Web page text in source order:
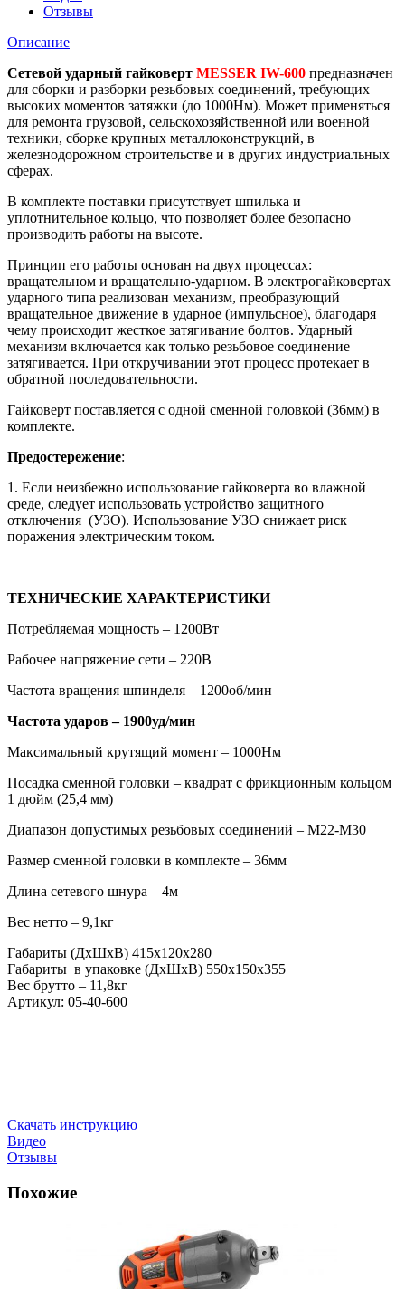
Отзывы
Описание
Сетевой ударный гайковерт MESSER IW-600 предназначен
для сборки и разборки резьбовых соединений, требующих
высоких моментов затяжки (до 1000Нм). Может применяться
для ремонта грузовой, сельскохозяйственной или военной
техники, сборке крупных металлоконструкций, в
железнодорожном строительстве и в других индустриальных
сферах.
В комплекте поставки присутствует шпилька и
уплотнительное кольцо, что позволяет более безопасно
производить работы на высоте.
Принцип его работы основан на двух процессах:
вращательном и вращательно-ударном. В электрогайковертах
ударного типа реализован механизм, преобразующий
вращательное движение в ударное (импульсное), благодаря
чему происходит жесткое затягивание болтов. Ударный
механизм включается как только резьбовое соединение
затягивается. При откручивании этот процесс протекает в
обратной последовательности.
Гайковерт поставляется с одной сменной головкой (36мм) в
комплекте.
Предостережение:
1. Если неизбежно использование гайковерта во влажной
среде, следует использовать устройство защитного
отключения (УЗО). Использование УЗО снижает риск
поражения электрическим током.
ТЕХНИЧЕСКИЕ ХАРАКТЕРИСТИКИ
Потребляемая мощность – 1200Вт
Рабочее напряжение сети – 220В
Частота вращения шпинделя – 1200об/мин
Частота ударов – 1900уд/мин
Максимальный крутящий момент – 1000Нм
Посадка сменной головки – квадрат с фрикционным кольцом
1 дюйм (25,4 мм)
Диапазон допустимых резьбовых соединений – М22-М30
Размер сменной головки в комплекте – 36мм
Длина сетевого шнура – 4м
Вес нетто – 9,1кг
Габариты (ДxШxВ) 415х120х280
Габариты в упаковке (ДxШxВ) 550х150х355
Вес брутто – 11,8кг
Артикул: 05-40-600
Скачать инструкцию
Видео
Отзывы
Похожие